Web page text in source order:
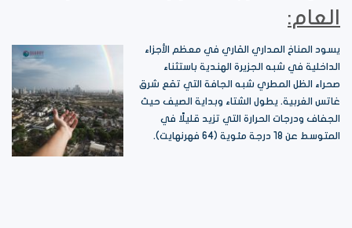
العام:
يسود المناخ المداري القاري في معظم الأجزاء
الداخلية في شبه الجزيرة الهندية باستثناء
صحراء الظل المطري شبه الجافة التي تقع شرق
غاتس الغربية. يطول الشتاء وبداية الصيف حيث
الجفاف ودرجات الحرارة التي تزيد قليلًا في
المتوسط عن 18 درجة مئوية (64 فهرنهايت).